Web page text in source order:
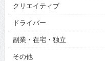
ドライバー
副業・在宅・独立
その他